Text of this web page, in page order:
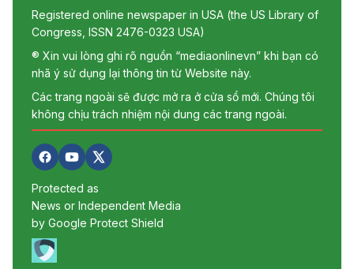
Registered online newspaper in USA (the US Library of
Congress, ISSN 2476-0323 USA)
® Xin vui lòng ghi rõ nguồn “mediaonlinevn” khi bạn có
nhã ý sử dụng lại thông tin từ Website này.
Các trang ngoài sẽ được mở ra ở cửa sổ mới. Chúng tôi
không chịu trách nhiệm nội dung các trang ngoài.
Protected as
News or Independent Media
by Google Protect Shield